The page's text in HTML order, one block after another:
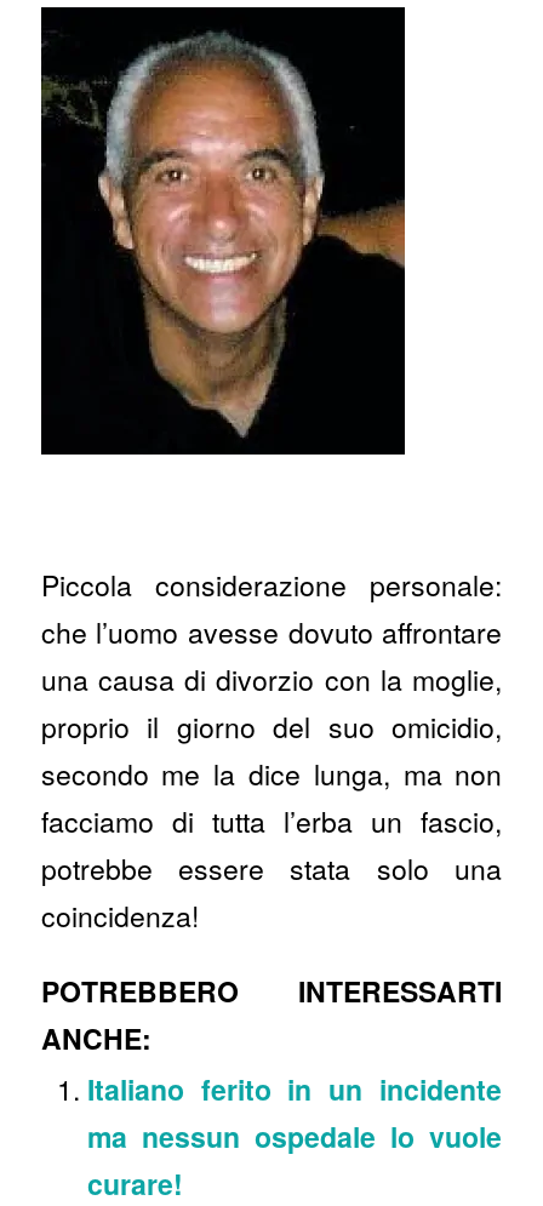
Piccola considerazione personale:
che l’uomo avesse dovuto affrontare
una causa di divorzio con la moglie,
proprio il giorno del suo omicidio,
secondo me la dice lunga, ma non
facciamo di tutta l’erba un fascio,
potrebbe essere stata solo una
coincidenza!
POTREBBERO INTERESSARTI
ANCHE:
Italiano ferito in un incidente
ma nessun ospedale lo vuole
curare!